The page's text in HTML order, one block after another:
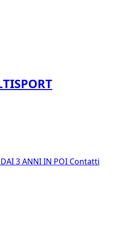
DAI 3 ANNI IN POI Contatti